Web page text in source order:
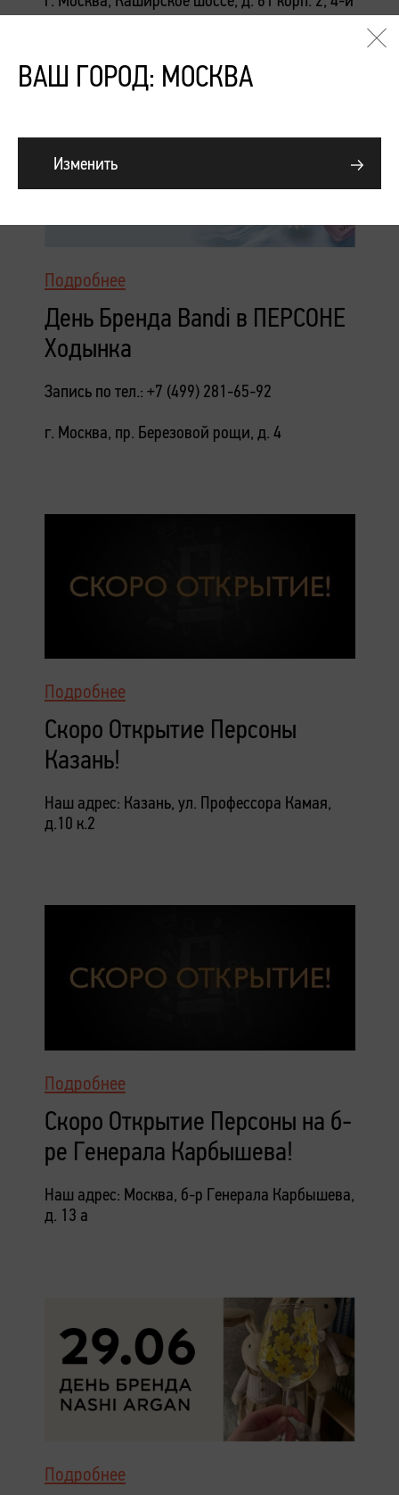
этаж
Подробнее
День Бренда Bandi в ПЕРСОНЕ
Ходынка
Запись по тел.: +7 (499) 281-65-92
г. Москва, пр. Березовой рощи, д. 4
Подробнее
Скоро Открытие Персоны
Казань!
Наш адрес: Казань, ул. Профессора Камая,
д.10 к.2
Подробнее
Скоро Открытие Персоны на б-
ре Генерала Карбышева!
Наш адрес: Москва, б-р Генерала Карбышева,
д. 13 а
Подробнее
ВАШ ГОРОД: МОСКВА
Изменить